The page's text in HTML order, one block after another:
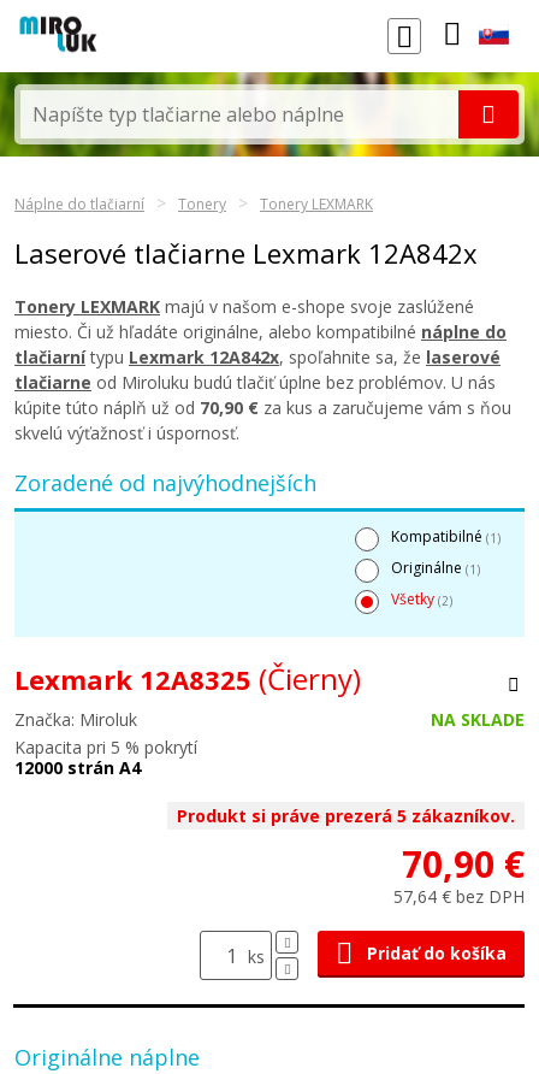
Náplne do tlačiarní Tonery Tonery LEXMARK
Laserové tlačiarne Lexmark 12A842x
Tonery LEXMARK majú v našom e-shope svoje zaslúžené
miesto. Či už hľadáte originálne, alebo kompatibilné náplne do
tlačiarnítypu Lexmark 12A842x, spoľahnite sa, že laserové
tlačiarne od Miroluku budú tlačiť úplne bez problémov. U nás
kúpite túto náplň už od 70,90 € za kus a zaručujeme vám s ňou
skvelú výťažnosť i úspornosť.
Zoradené od najvýhodnejších
Kompatibilné (1)
Originálne (1)
Všetky (2)
Lexmark 12A8325 (Čierny)
Značka: Miroluk
NA SKLADE
Kapacita pri 5 % pokrytí
12000 strán A4
Produkt si práve prezerá 5 zákazníkov.
70,90 €
57,64 € bez DPH
ks Pridať do košíka
Originálne náplne